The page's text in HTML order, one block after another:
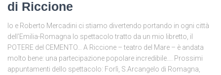
di Riccione
Io e Roberto Mercadini ci stiamo divertendo portando in ogni città
dell’Emilia-Romagna lo spettacolo tratto da un mio libretto, il
POTERE del CEMENTO… A Riccione – teatro del Mare – è andata
molto bene: una partecipazione popolare incredibile…. Prossimi
appuntamenti dello spettacolo: Forlì, S.Arcangelo di Romagna,